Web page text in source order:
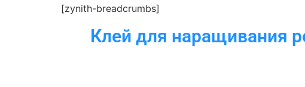
[zynith-breadcrumbs]
Клей для наращивания